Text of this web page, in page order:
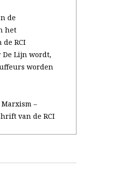
de
het
de RCI
De Lijn wordt,
worden
–
van de RCI